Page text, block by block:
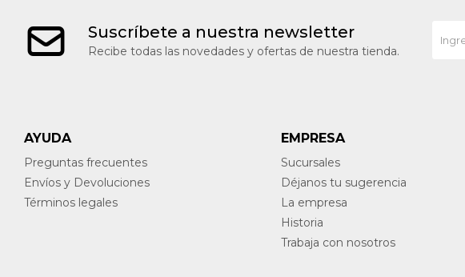
Suscríbete a nuestra newsletter
Recibe todas las novedades y ofertas de nuestra tienda.
AYUDA
Preguntas frecuentes
Envíos y Devoluciones
Términos legales
EMPRESA
Sucursales
Déjanos tu sugerencia
La empresa
Historia
Trabaja con nosotros